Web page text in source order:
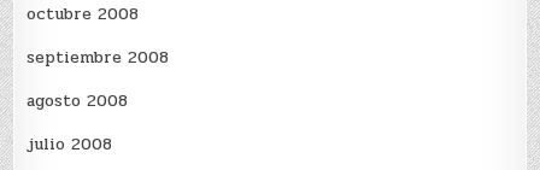
octubre 2008
septiembre 2008
agosto 2008
julio 2008